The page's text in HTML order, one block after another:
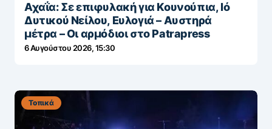
Αχαΐα: Σε επιφυλακή για Κουνούπια, Ιό
Δυτικού Νείλου, Ευλογιά – Αυστηρά
μέτρα – Οι αρμόδιοι στο Patrapress
6 Αυγούστου 2026, 15:30
Τοπικά